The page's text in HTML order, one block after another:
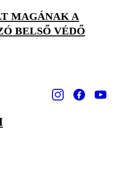
MAGÁNAK A
BELSŐ VÉDŐ